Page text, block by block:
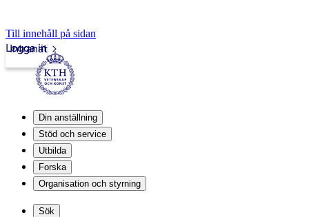
Till innehåll på sidan
Intranät
Logga in
Din anställning
Stöd och service
Utbilda
Forska
Organisation och styrning
Sök